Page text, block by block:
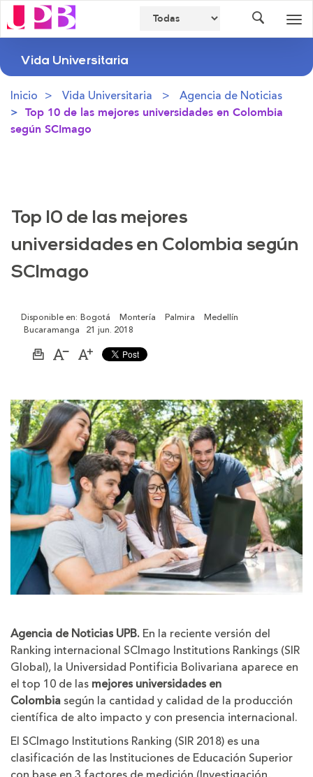
Vida Universitaria
Inicio Vida Universitaria Agencia de Noticias
Top 10 de las mejores universidades en Colombia
según SCImago
Top 10 de las mejores
universidades en Colombia según
SCImago
Disponible en: Bogotá Montería Palmira
Medellín
Bucaramanga 21 jun. 2018
ImprimirAumentar
la
letra
Disminuir
la
letra
Agencia de Noticias UPB. En la reciente versión del
Ranking internacional SCImago Institutions Rankings (SIR
Global), la Universidad Pontificia Bolivariana aparece en
el top 10 de las mejores universidades en
Colombia según la cantidad y calidad de la producción
científica de alto impacto y con presencia internacional.
El SCImago Institutions Ranking (SIR 2018) es una
clasificación de las Instituciones de Educación Superior